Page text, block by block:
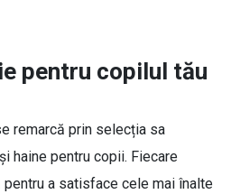
pentru copilul tău
remarcă prin selecția sa
haine pentru copii. Fiecare
a satisface cele mai înalte